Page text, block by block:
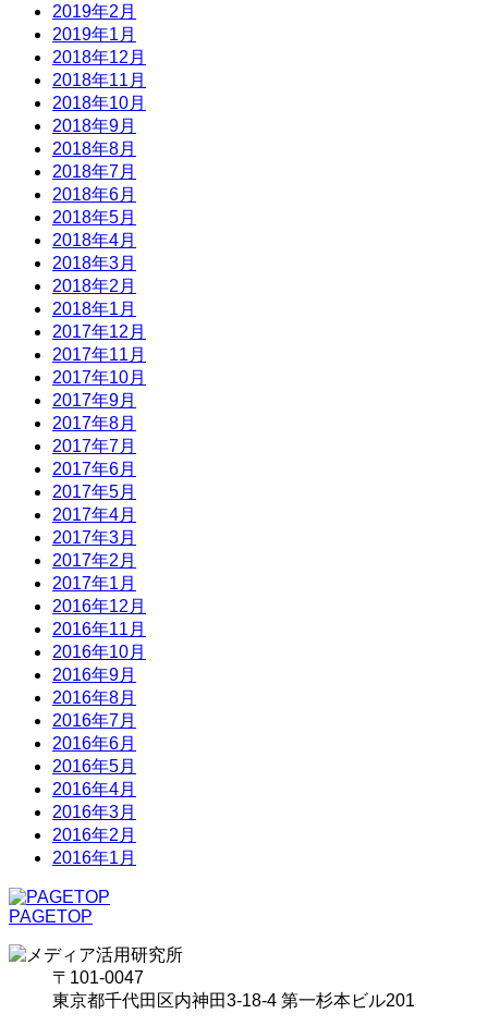
2019年2月
2019年1月
2018年12月
2018年11月
2018年10月
2018年9月
2018年8月
2018年7月
2018年6月
2018年5月
2018年4月
2018年3月
2018年2月
2018年1月
2017年12月
2017年11月
2017年10月
2017年9月
2017年8月
2017年7月
2017年6月
2017年5月
2017年4月
2017年3月
2017年2月
2017年1月
2016年12月
2016年11月
2016年10月
2016年9月
2016年8月
2016年7月
2016年6月
2016年5月
2016年4月
2016年3月
2016年2月
2016年1月
PAGETOP
〒101-0047
東京都千代田区内神田3-18-4 第一杉本ビル201